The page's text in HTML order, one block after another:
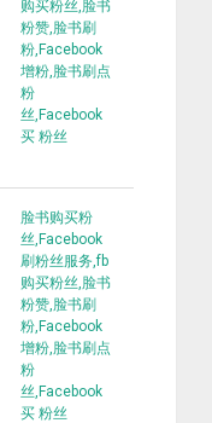
购买粉丝,脸书
粉赞,脸书刷
粉,Facebook
增粉,脸书刷点
粉
丝,Facebook
买 粉丝
脸书购买粉
丝,Facebook
刷粉丝服务,fb
购买粉丝,脸书
粉赞,脸书刷
粉,Facebook
增粉,脸书刷点
粉
丝,Facebook
买 粉丝